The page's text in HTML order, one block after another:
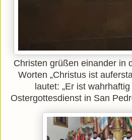
Christen grüßen einander in
Worten „Christus ist
lautet: „Er ist
Ostergottesdienst in San